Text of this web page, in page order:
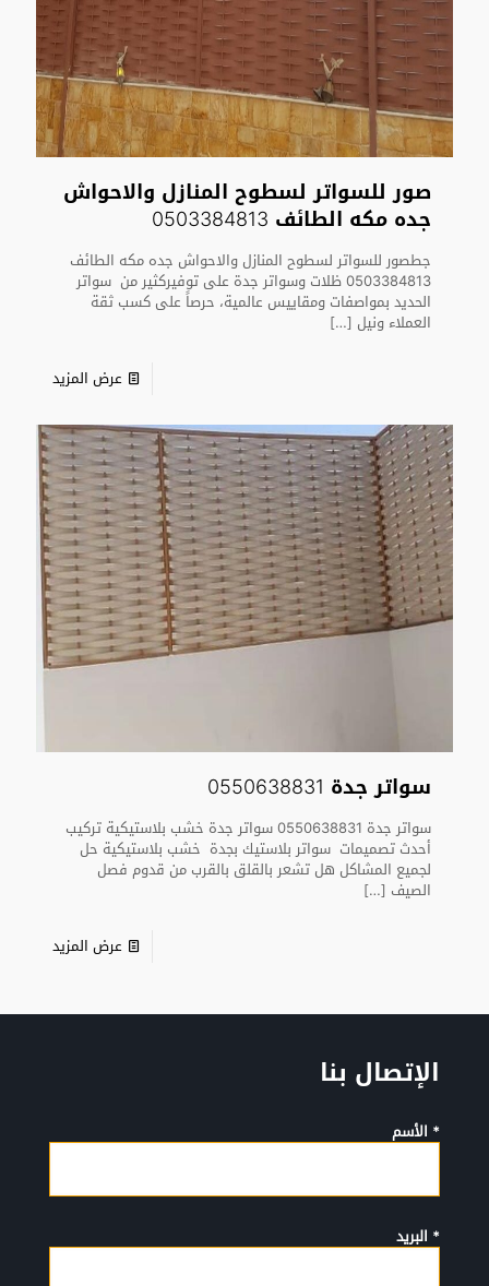
صور للسواتر لسطوح المنازل والاحواش
جده مكه الطائف 0503384813
جطصور للسواتر لسطوح المنازل والاحواش جده مكه الطائف
0503384813 ظلات وسواتر جدة على توفيركثير من سواتر
الحديد بمواصفات ومقاييس عالمية، حرصاً على كسب ثقة
العملاء ونيل […]
عرض المزيد
سواتر جدة 0550638831
سواتر جدة 0550638831 سواتر جدة خشب بلاستيكية تركيب
أحدث تصميمات سواتر بلاستيك بجدة خشب بلاستيكية حل
لجميع المشاكل هل تشعر بالقلق بالقرب من قدوم فصل
الصيف […]
عرض المزيد
الإتصال بنا
* الأسم
* البريد